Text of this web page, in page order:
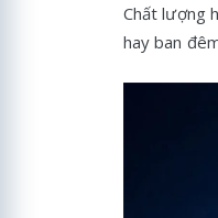
Chất lượng
hay ban